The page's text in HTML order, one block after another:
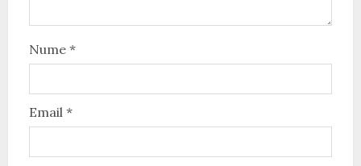
Nume *
Email *